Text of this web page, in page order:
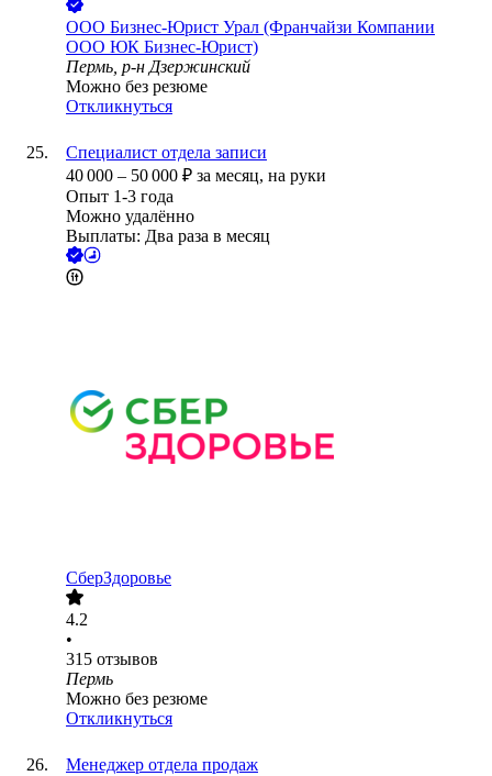
ООО Бизнес-Юрист Урал (Франчайзи Компании
ООО ЮК Бизнес-Юрист)
Пермь, р-н Дзержинский
Можно без резюме
Откликнуться
Специалист отдела записи
40 000 – 50 000 ₽ за месяц, на руки
Опыт 1-3 года
Можно удалённо
Выплаты: Два раза в месяц
СберЗдоровье
4.2
•
315 отзывов
Пермь
Можно без резюме
Откликнуться
Менеджер отдела продаж